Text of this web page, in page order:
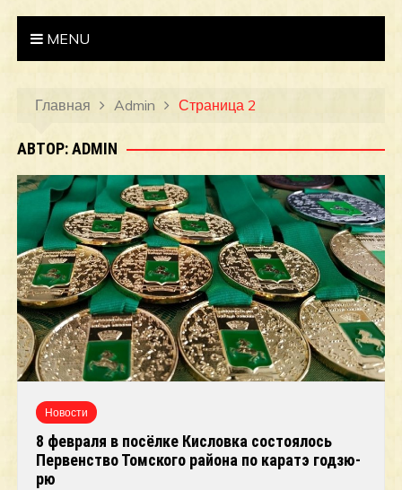
MENU
Главная Admin Страница 2
АВТОР:ADMIN
Новости
8 февраля в посёлке Кисловка состоялось
Первенство Томского района по каратэ годзю-
рю